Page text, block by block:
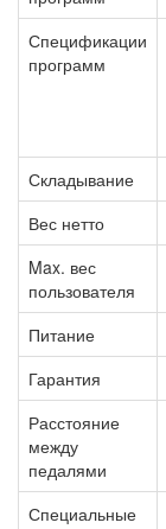
Спецификации
программ
Складывание
Вес нетто
Max. вес
пользователя
Питание
Гарантия
Расстояние
между
педалями
Специальные